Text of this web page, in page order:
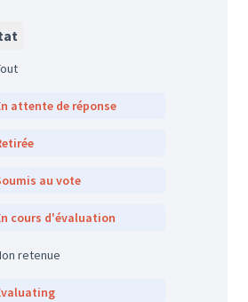
Tout
En attente de réponse
Retirée
Soumis au vote
En cours d'évaluation
Non retenue
Evaluating